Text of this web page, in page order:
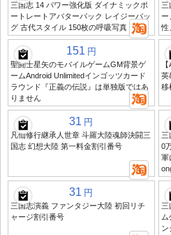
三国志 14 パワー強化版 ダイナミックポ
ートレートアバターパック レイジーバッ
グ 古代スタイル 150枚の呼吸写真
三
ー
性
151 円
聖闘士星矢のモバイルゲームGM背景ゲ
ームAndroid Unlimitedインゴッツカード
ラウンド『正義の伝説』は単独版ではあ
りません
英
移
31 円
凡仙修行継承人世章 斗羅大陸魂師決闘三
国志 幻想大陸 第一料金割引番号
三
0
軍
31 円
三国志演義 ファンタジー大陸 初回リチ
ャージ割引番号
三
ン